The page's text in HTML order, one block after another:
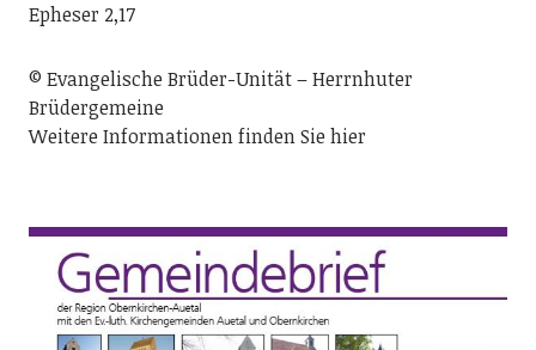
Epheser 2,17
© Evangelische Brüder-Unität – Herrnhuter
Brüdergemeine
Weitere Informationen finden Sie hier